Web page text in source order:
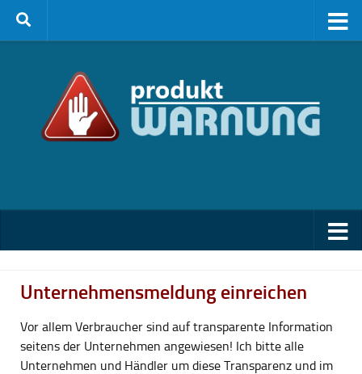
Zum Inhalt springen
Unternehmensmeldung einreichen
Vor allem Verbraucher sind auf transparente Information
seitens der Unternehmen angewiesen! Ich bitte alle
Unternehmen und Händler um diese Transparenz und im